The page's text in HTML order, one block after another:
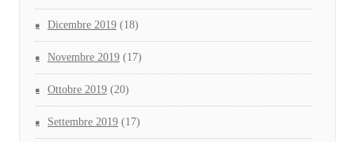
Dicembre 2019 (18)
Novembre 2019 (17)
Ottobre 2019 (20)
Settembre 2019 (17)